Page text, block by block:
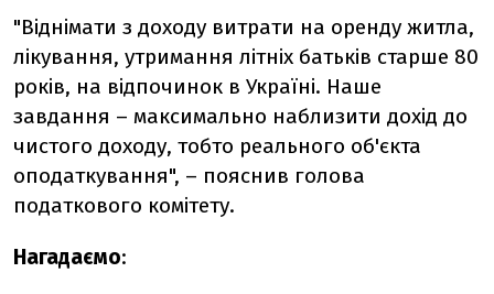
"Віднімати з доходу витрати на оренду житла,
лікування, утримання літніх батьків старше 80
років, на відпочинок в Україні. Наше
завдання – максимально наблизити дохід до
чистого доходу, тобто реального об'єкта
оподаткування", – пояснив голова
податкового комітету.
Нагадаємо: